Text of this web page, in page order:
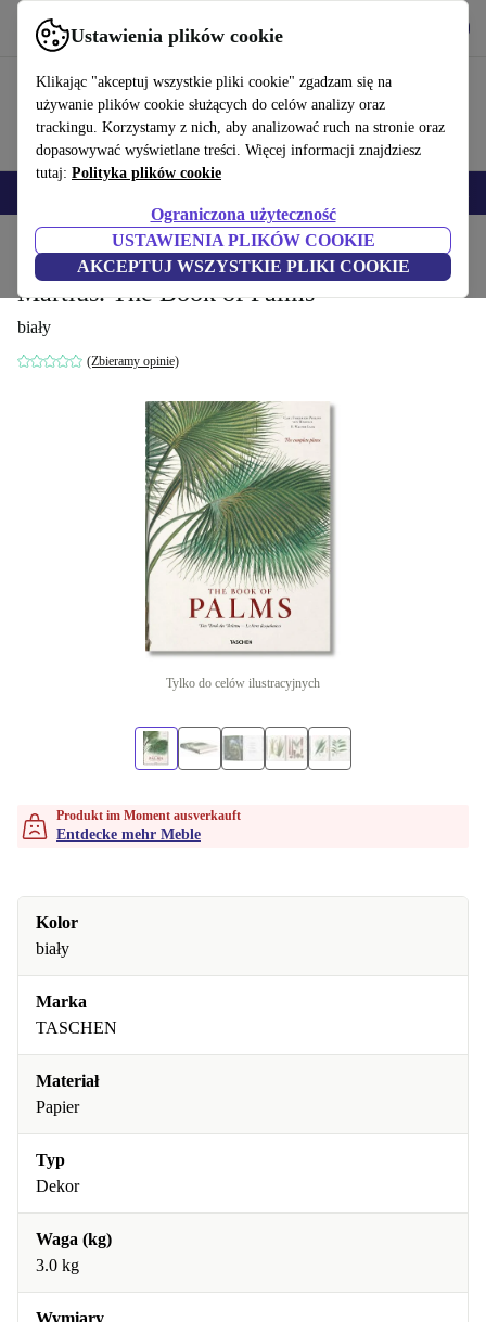
Ustawienia plików cookie
Klikając "akceptuj wszystkie pliki cookie" zgadzam się na
używanie plików cookie służących do celów analizy oraz
trackingu. Korzystamy z nich, aby analizować ruch na stronie oraz
dopasowywać wyświetlane treści. Więcej informacji znajdziesz
tutaj: Polityka plików cookie
Ograniczona użyteczność
USTAWIENIA PLIKÓW COOKIE
AKCEPTUJ WSZYSTKIE PLIKI COOKIE
Korzystaj z refurbed szybko i łatwo
Produkty Gospodarstwo domowe Meble
Martius. The Book of Palms
biały
(Zbieramy opinie)
Tylko do celów ilustracyjnych
Produkt im Moment ausverkauft
Entdecke mehr Meble
Kolor
biały
Marka
TASCHEN
Materiał
Papier
Typ
Dekor
Waga (kg)
3.0 kg
Wymiary